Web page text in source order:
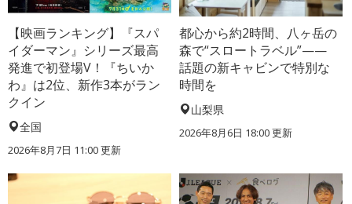
【映画ランキング】『スパ
イダーマン』シリーズ最高
発進で初登場V！『ちいか
わ』は2位、新作3本がラン
クイン
全国
2026年8月7日 11:00更新
都心から約2時間、八ヶ岳の
森で“スロートラベル”——
話題の新キャビンで特別な
時間を
山梨県
2026年8月6日 18:00更新